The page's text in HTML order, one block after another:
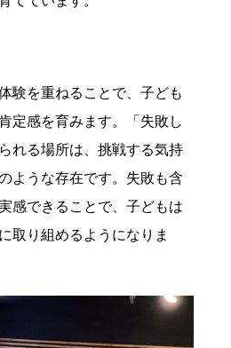
験を重ねることで、子ども
定感を育みます。「失敗し
れる場所は、挑戦する気持
ような存在です。失敗も含
感できることで、子どもは
取り組めるようになりま